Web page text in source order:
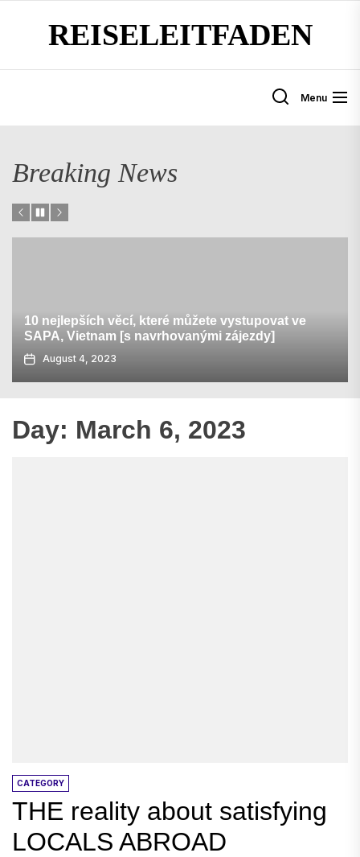
content
REISELEITFADEN
Menu
Breaking News
které můžete vystupovat ve
navrhovanými zájezdy]
7 úžasných věcí v
Zélandu
Day: March 6, 2023
CATEGORY
THE reality about satisfying
LOCALS ABROAD